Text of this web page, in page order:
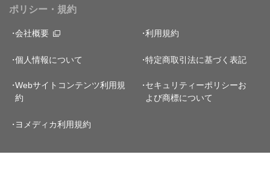
ポリシー・規約
会社概要 利用規約
個人情報について 特定商取引法に基づく表記
Webサイトコンテンツ利用規
約
セキュリティーポリシーお
よび商標について
ヨメディカ利用規約